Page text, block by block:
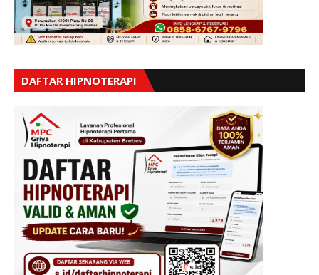
DAFTAR HIPNOTERAPI